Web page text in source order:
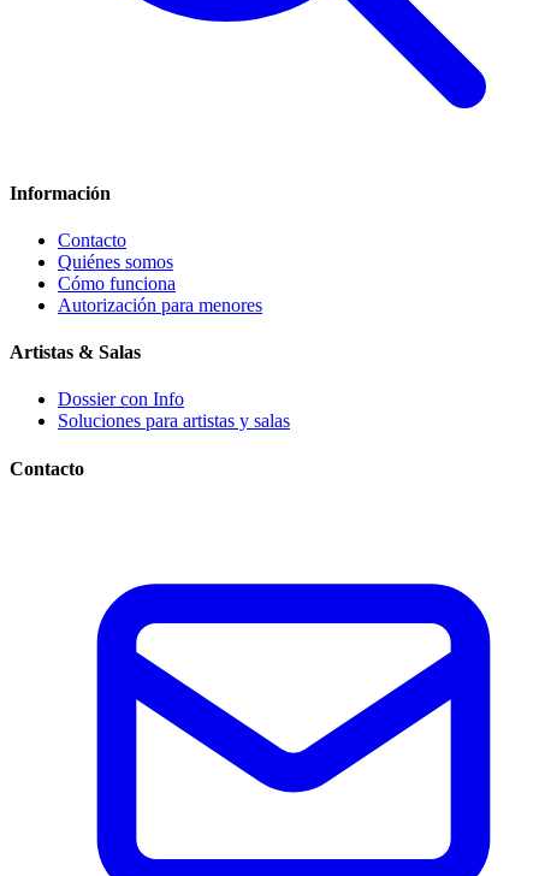
Información
Contacto
Quiénes somos
Cómo funciona
Autorización para menores
Artistas & Salas
Dossier con Info
Soluciones para artistas y salas
Contacto